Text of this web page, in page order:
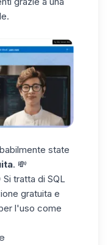
state
. 💸
tratta di SQL
gratuita e
l'uso come